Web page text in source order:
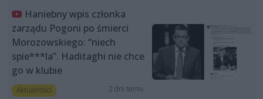
Haniebny wpis członka
zarządu Pogoni po śmierci
Morozowskiego: “niech
spie***la”. Haditaghi nie chce
go w klubie
Aktualności 2 dni temu